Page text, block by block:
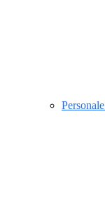
Personale